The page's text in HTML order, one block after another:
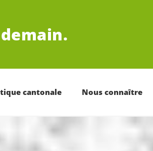
cantonale Nous connaître